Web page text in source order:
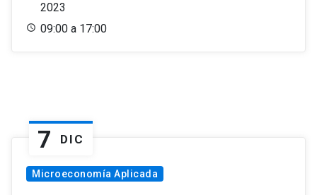
2023
09:00 a 17:00
7 DIC
Microeconomía Aplicada